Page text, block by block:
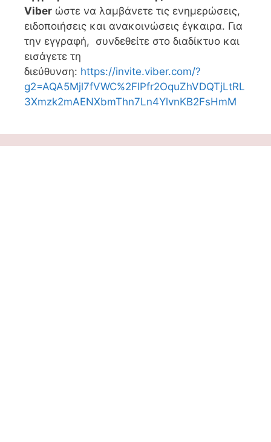
Viber ώστε να λαμβάνετε τις ενημερώσεις,
ειδοποιήσεις και ανακοινώσεις έγκαιρα. Για
την εγγραφή, συνδεθείτε στο διαδίκτυο και
εισάγετε τη
διεύθυνση: https://invite.viber.com/?
g2=AQA5Mjl7fVWC%2FlPfr2OquZhVDQTjLtRL
3Xmzk2mAENXbmThn7Ln4YlvnKB2FsHmM